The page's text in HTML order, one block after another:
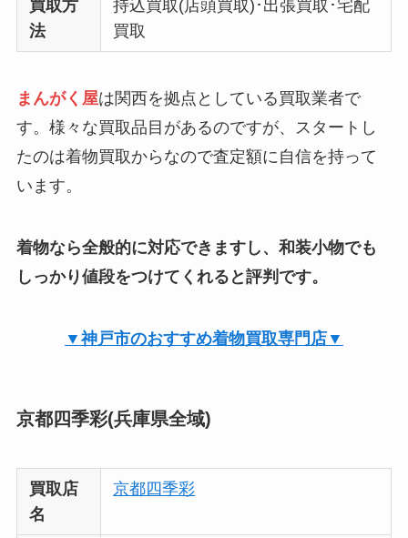
買取方
法
持込買取(店頭買取)･出張買取･宅配
買取
まんがく屋は関西を拠点としている買取業者で
す。様々な買取品目があるのですが、スタートし
たのは着物買取からなので査定額に自信を持って
います。
着物なら全般的に対応できますし、和装小物でも
しっかり値段をつけてくれると評判です。
▼神戸市のおすすめ着物買取専門店▼
京都四季彩(兵庫県全域)
買取店
名
京都四季彩